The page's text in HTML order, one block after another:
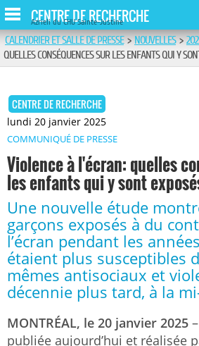
CENTRE DE RECHERCHE
Azrieli du CHU Sainte-Justine
CALENDRIER ET SALLE DE PRESSE>NOUVELLES>
QUELLES CONSÉQUENCES SUR LES ENFANTS QUI Y
CENTRE DE RECHERCHE
lundi 20 janvier 2025
COMMUNIQUÉ DE PRESSE
Violence à l'écran: quelles
les enfants qui y sont
Une nouvelle étude
garçons exposés à du
l’écran pendant les
étaient plus susceptibles
mêmes antisociaux et
décennie plus tard, à la
MONTRÉAL, le 20 janvier 2025
publiée aujourd’hui et réalisée